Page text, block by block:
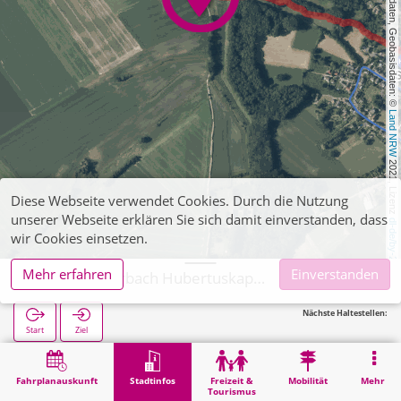
, Kartendaten, Geobasisdaten: ©
Land NRW
2021, Lizenz
dl-de/by-2-0
Fahrplanauskunft Stadtinfos
Freizeit &
Tourismus
Mobilität Mehr
Start Ziel
Nächste Haltestellen:
Stadtinfos Aachen, Horbach Hubertuskapelle
Diese Webseite verwendet Cookies. Durch die Nutzung
unserer Webseite erklären Sie sich damit einverstanden, dass
wir Cookies einsetzen.
Mehr erfahren
Einverstanden